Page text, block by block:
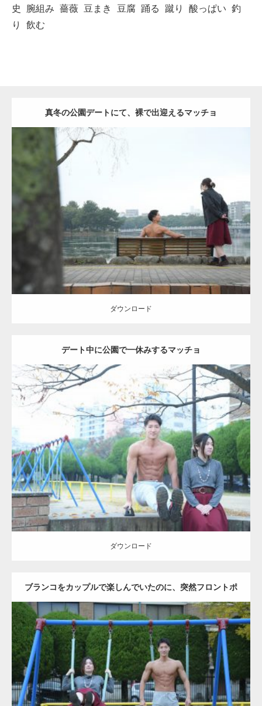
史
腕組み 薔薇 豆まき 豆腐 踊る 蹴り 酸っぱい 釣
り
飲む
真冬の公園デートにて、裸で出迎えるマッチョ
公園のマッチョ AKIHITO(細マッチョ) 背中
ダウンロード
ダウンロード
デート中に公園で一休みするマッチョ
Update:2021.07.6
Category:公園のマッチョ その他 AKIHITO(細マッチョ) 腹筋
ダウンロード
ダウンロード
ブランコをカップルで楽しんでいたのに、突然フロントポ
ーズをするマッチョ
Update: 2021.07.6
Category:公園のマッチョ その他 AKIHITO(細マッチョ) 腹筋 大胸筋
ダウンロード